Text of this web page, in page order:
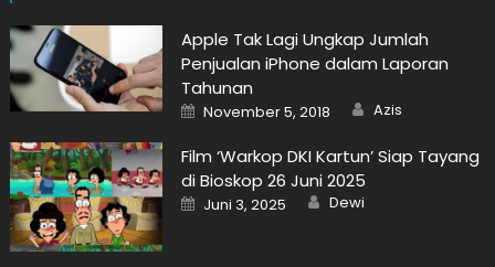
Apple Tak Lagi Ungkap Jumlah
Penjualan iPhone dalam Laporan
Tahunan
Posted
on
November 5, 2018 Author
Azis
Film ‘Warkop DKI Kartun’ Siap Tayang
di Bioskop 26 Juni 2025
Posted
on
Juni 3, 2025 Author
Dewi